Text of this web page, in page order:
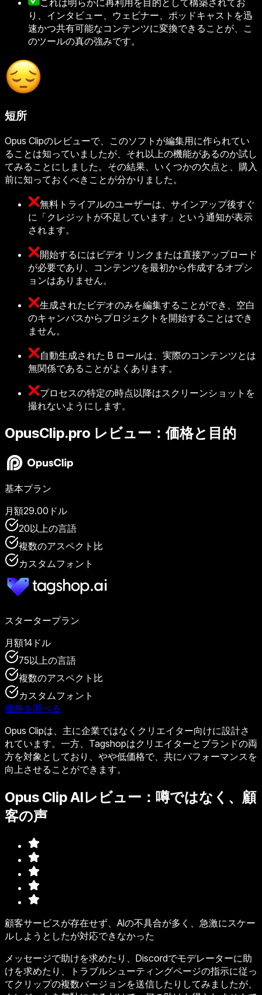
これは明らかに再利用を目的として構築されてお
り、インタビュー、ウェビナー、ポッドキャストを迅
速かつ共有可能なコンテンツに変換できることが、こ
のツールの真の強みです。
短所
Opus Clipのレビューで、このソフトが編集用に作られてい
ることは知っていましたが、それ以上の機能があるのか試し
てみることにしました。その結果、いくつかの欠点と、購入
前に知っておくべきことが分かりました。
無料トライアルのユーザーは、サインアップ後すぐ
に「クレジットが不足しています」という通知が表示
されます。
開始するにはビデオ リンクまたは直接アップロード
が必要であり、コンテンツを最初から作成するオプシ
ョンはありません。
生成されたビデオのみを編集することができ、空白
のキャンバスからプロジェクトを開始することはでき
ません。
自動生成された B ロールは、実際のコンテンツとは
無関係であることがよくあります。
プロセスの特定の時点以降はスクリーンショットを
撮れないようにします。
OpusClip.pro レビュー：価格と目的
基本プラン
月額29.00ドル
20以上の言語
複数のアスペクト比
カスタムフォント
スタータープラン
月額14ドル
75以上の言語
複数のアスペクト比
カスタムフォント
価格を調べる
Opus Clipは、主に企業ではなくクリエイター向けに設計さ
れています。一方、Tagshopはクリエイターとブランドの両
方を対象としており、やや低価格で、共にパフォーマンスを
向上させることができます。
Opus Clip AIレビュー：噂ではなく、顧
客の声
顧客サービスが存在せず、AIの不具合が多く、急激にスケー
ルしようとしたが対応できなかった
メッセージで助けを求めたり、Discordでモデレーターに助
けを求めたり、トラブルシューティングページの指示に従っ
てクリップの複数バージョンを送信したりしてみましたが、